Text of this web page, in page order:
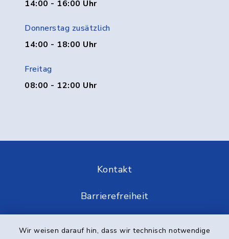
Wir weisen darauf hin, dass wir technisch notwendige
14:00 - 16:00 Uhr
Donnerstag zusätzlich
14:00 - 18:00 Uhr
Freitag
08:00 - 12:00 Uhr
Kontakt
Barrierefreiheit